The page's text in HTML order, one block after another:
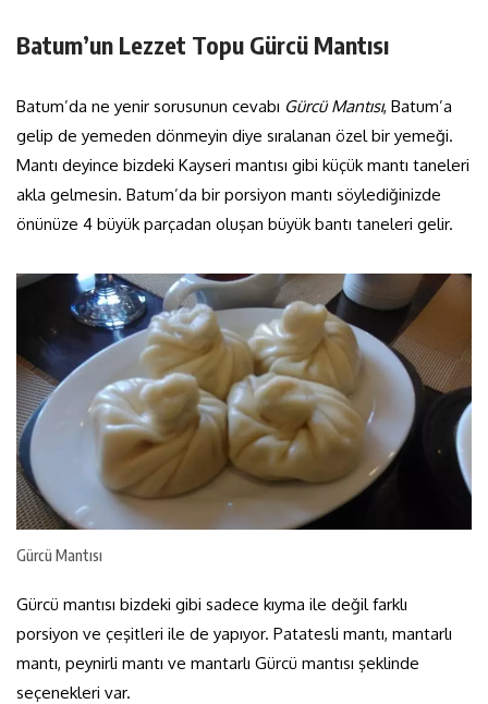
Batum’un Lezzet Topu Gürcü Mantısı
Batum’da ne yenir sorusunun cevabı Gürcü Mantısı, Batum’a
gelip de yemeden dönmeyin diye sıralanan özel bir yemeği.
Mantı deyince bizdeki Kayseri mantısı gibi küçük mantı taneleri
akla gelmesin. Batum’da bir porsiyon mantı söylediğinizde
önünüze 4 büyük parçadan oluşan büyük bantı taneleri gelir.
Gürcü Mantısı
Gürcü mantısı bizdeki gibi sadece kıyma ile değil farklı
porsiyon ve çeşitleri ile de yapıyor. Patatesli mantı, mantarlı
mantı, peynirli mantı ve mantarlı Gürcü mantısı şeklinde
seçenekleri var.